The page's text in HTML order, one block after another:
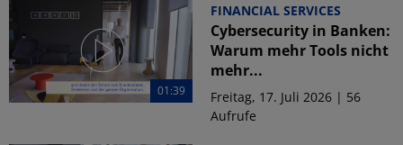
01:39
FINANCIAL SERVICES
Cybersecurity in Banken:
Warum mehr Tools nicht
mehr...
Freitag, 17. Juli 2026 | 56
Aufrufe